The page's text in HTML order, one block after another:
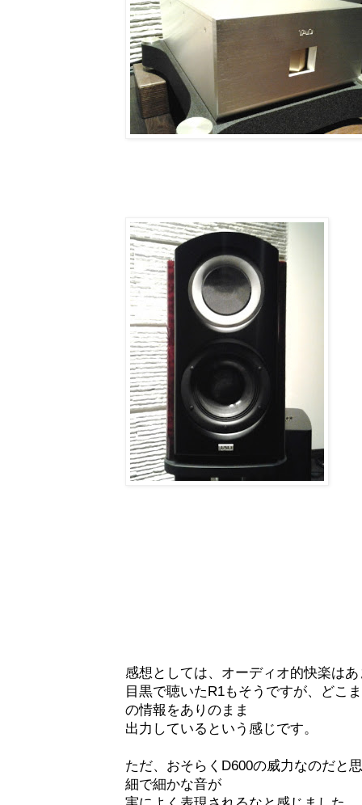
感想としては、オーディオ的快楽は
目黒で聴いたR1もそうですが、どこ
の情報をありのまま
出力しているという感じです。
ただ、おそらくD600の威力なのだと
細で細かな音が